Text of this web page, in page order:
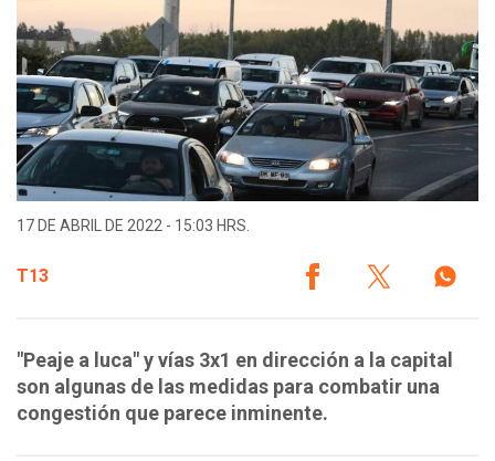
17 DE ABRIL DE 2022 - 15:03 HRS.
T13
"Peaje a luca" y vías 3x1 en dirección a la capital
son algunas de las medidas para combatir una
congestión que parece inminente.